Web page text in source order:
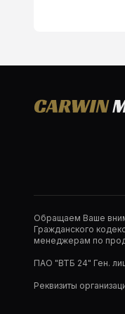
Обращаем Ваше
Гражданского
менеджерам по
ПАО "ВТБ 24" Ген.
Реквизиты